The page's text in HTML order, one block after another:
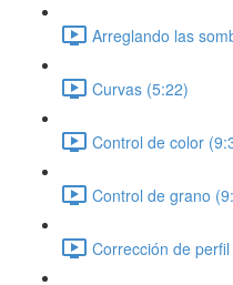
Arreglando las
Curvas (5:22)
Control de color
Control de grano
Corrección de